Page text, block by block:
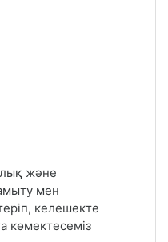
және
мен
келешекте
көмектесеміз